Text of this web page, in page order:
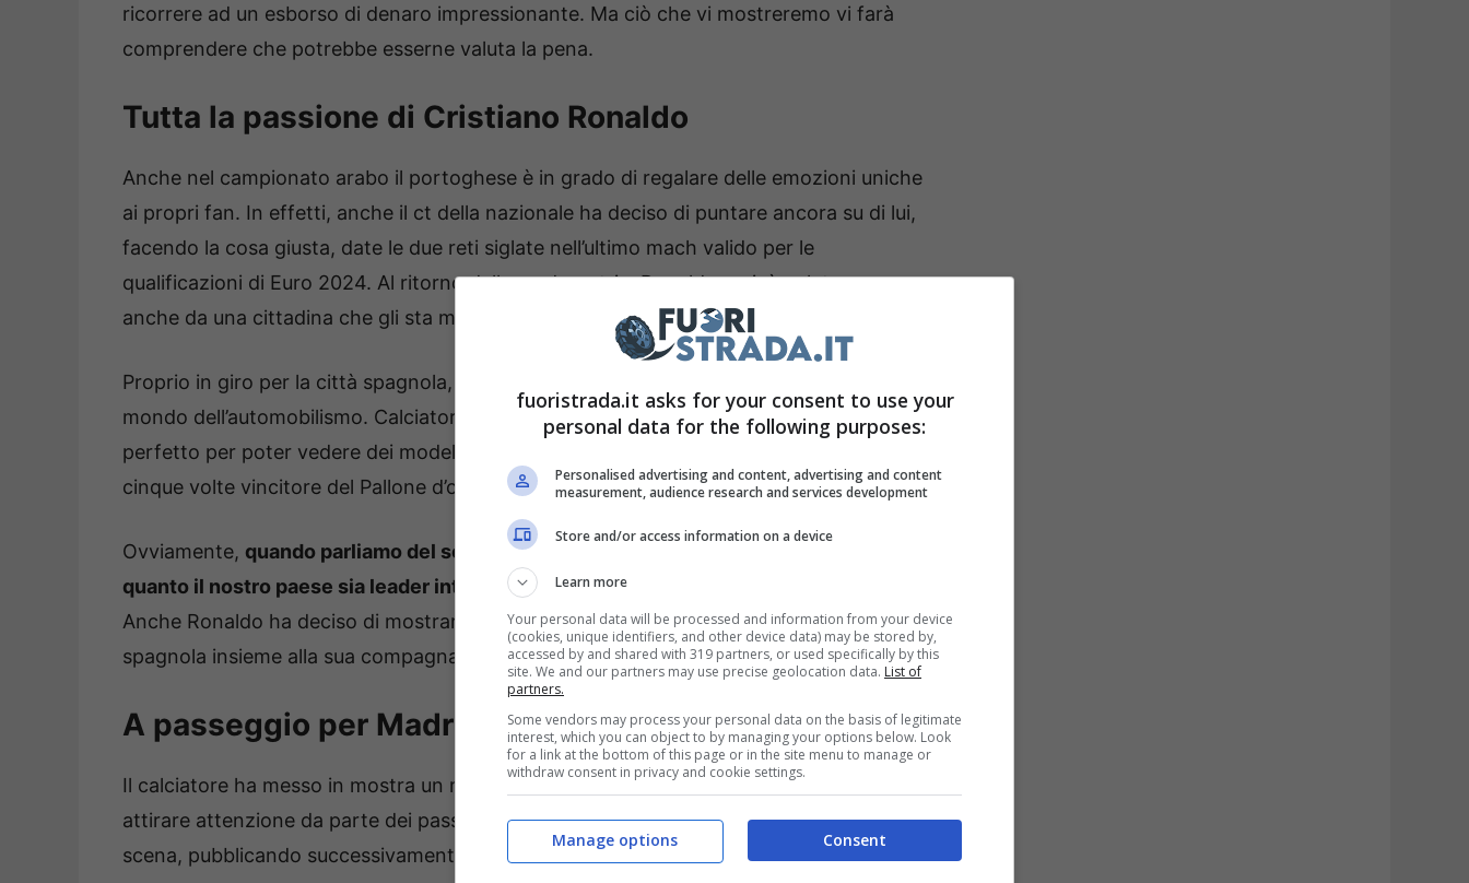
ricorrere ad un esborso di denaro impressionante. Ma ciò che vi mostreremo vi farà
comprendere che potrebbe esserne valuta la pena.
Tutta la passione di Cristiano Ronaldo
Anche nel campionato arabo il portoghese è in grado di regalare delle emozioni uniche
ai propri fan. In effetti, anche il ct della nazionale ha deciso di puntare ancora su di lui,
facendo la cosa giusta, date le due reti siglate nell’ultimo mach valido per le
qualificazioni di Euro 2024. Al ritorno dalla madrepatria, Ronaldo, poi, è voluto passare
anche da una cittadina che gli sta molto a cuore, ossia Madrid.
Proprio in giro per la città spagnola, il campione ha sfoggiato tutta la sua passione per il
mondo dell’automobilismo. Calciatori e questo settore sono da sempre il binomio
perfetto per poter vedere dei modelli di stra-lusso. Proprio come lo è il garage del
cinque volte vincitore del Pallone d’oro.
Ovviamente, quando parliamo del settore a quattro ruote, non si può dimenticare
quanto il nostro paese sia leader internazionale in termini di classe e supercar create.
Anche Ronaldo ha deciso di mostrarne una mentre si trovava per le vie della città
spagnola insieme alla sua compagna Georgina Rodriguez.
A passeggio per Madrid
Il calciatore ha messo in mostra un modello da capogiro che non poteva far altro che
attirare attenzione da parte dei passanti. Uno di loro ha anche deciso di filmare la
scena, pubblicando successivamente le immagini su Instagram.
fuoristrada.it asks for your consent to use your
personal data for the following purposes:
Personalised advertising and content, advertising and content
measurement, audience research and services development
Store and/or access information on a device
Learn more
Your personal data will be processed and information from your device
(cookies, unique identifiers, and other device data) may be stored by,
accessed by and shared with 319 partners, or used specifically by this
site. We and our partners may use precise geolocation data. List of
partners.
Some vendors may process your personal data on the basis of legitimate
interest, which you can object to by managing your options below. Look
for a link at the bottom of this page or in the site menu to manage or
withdraw consent in privacy and cookie settings.
Consent
Manage options